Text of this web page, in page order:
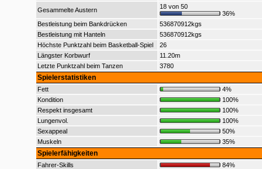
Gesammelte Austern
18 von 50
36%
Bestleistung beim Bankdrücken
536870912kgs
Bestleistung mit Hanteln
536870912kgs
Höchste Punktzahl beim Basketball-Spiel
26
Längster Korbwurf
11.20m
Letzte Punktzahl beim Tanzen
3780
Spielerstatistiken
Fett
4%
Kondition
100%
Respekt insgesamt
100%
Lungenvol.
100%
Sexappeal
50%
Muskeln
35%
Spielerfähigkeiten
Fahrer-Skills
84%